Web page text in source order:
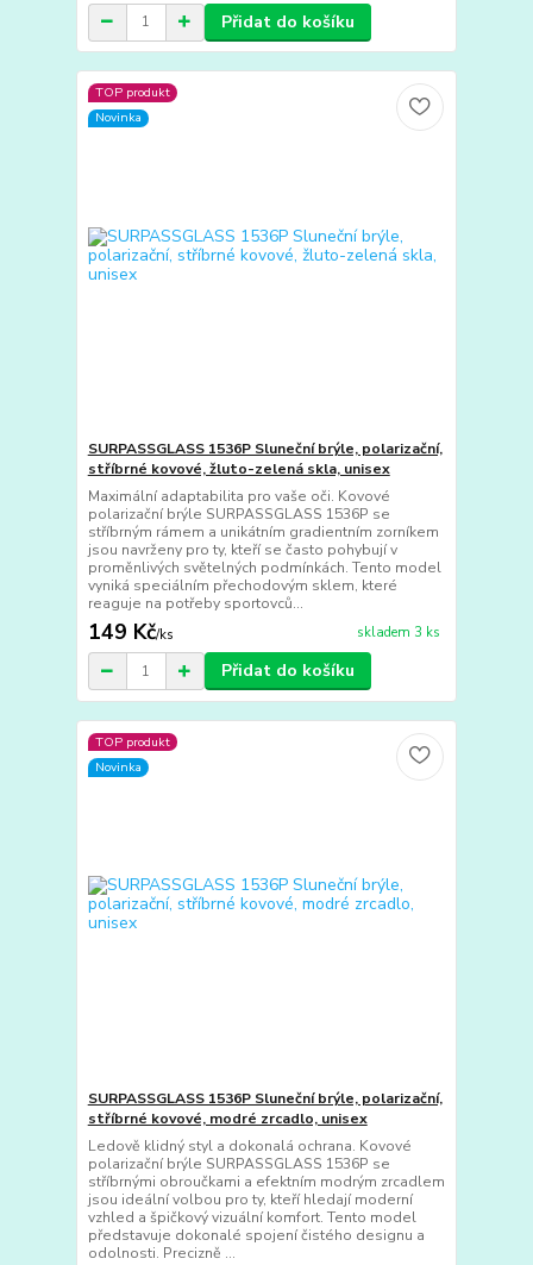
Přidat do košíku
TOP produkt
Novinka
SURPASSGLASS 1536P Sluneční brýle, polarizační,
stříbrné kovové, žluto-zelená skla, unisex
Maximální adaptabilita pro vaše oči. Kovové
polarizační brýle SURPASSGLASS 1536P se
stříbrným rámem a unikátním gradientním zorníkem
jsou navrženy pro ty, kteří se často pohybují v
proměnlivých světelných podmínkách. Tento model
vyniká speciálním přechodovým sklem, které
reaguje na potřeby sportovců...
149 Kč/ks skladem 3 ks
Přidat do košíku
TOP produkt
Novinka
SURPASSGLASS 1536P Sluneční brýle, polarizační,
stříbrné kovové, modré zrcadlo, unisex
Ledově klidný styl a dokonalá ochrana. Kovové
polarizační brýle SURPASSGLASS 1536P se
stříbrnými obroučkami a efektním modrým zrcadlem
jsou ideální volbou pro ty, kteří hledají moderní
vzhled a špičkový vizuální komfort. Tento model
představuje dokonalé spojení čistého designu a
odolnosti. Precizně ...